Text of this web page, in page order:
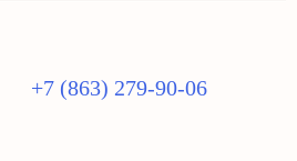
+7 (863) 279-90-06